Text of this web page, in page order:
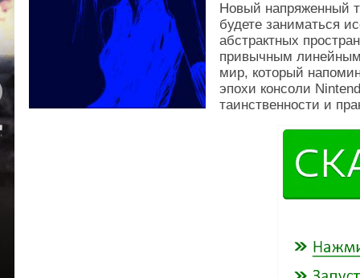
Новый напряженный
будете заниматься
абстрактных
привычным
мир, который
эпохи консоли
таинственности и